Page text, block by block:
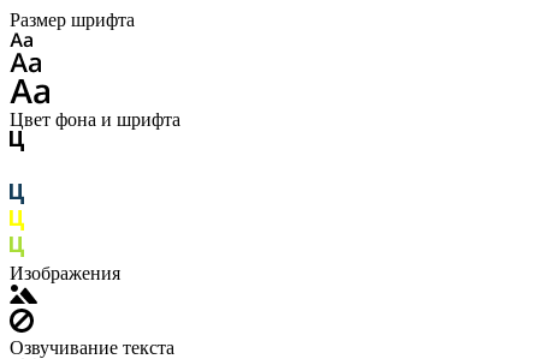
Размер шрифта
Цвет фона и шрифта
Изображения
Озвучивание текста